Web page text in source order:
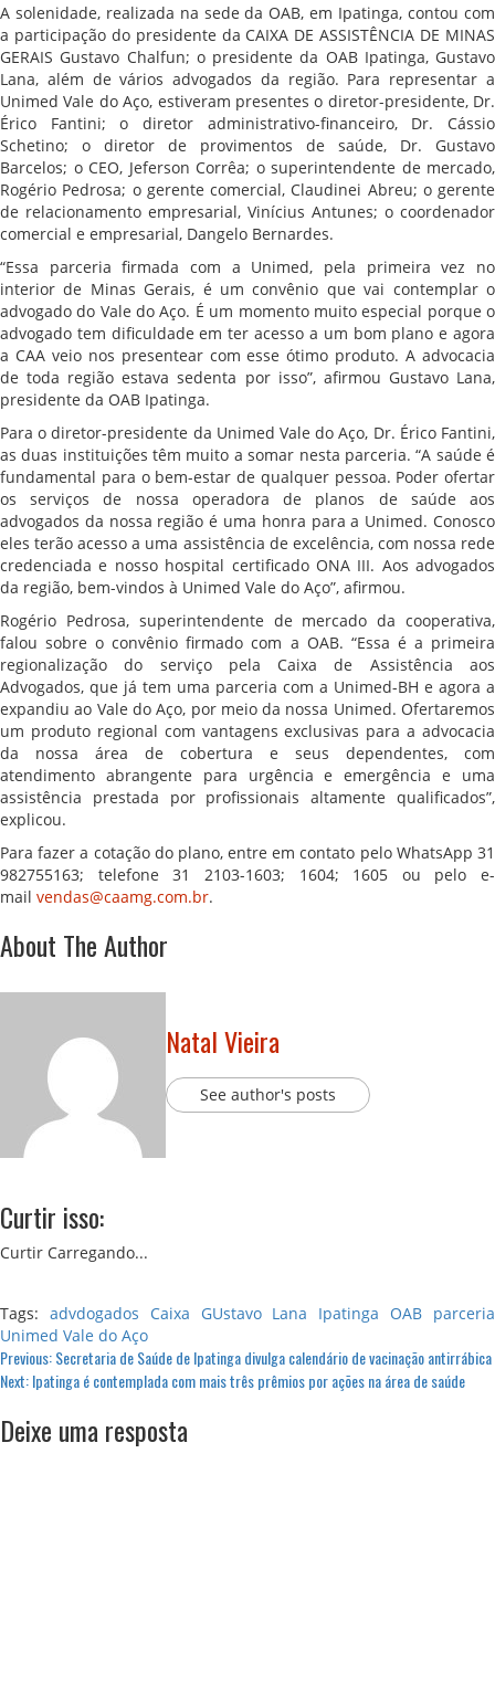
A solenidade, realizada na sede da OAB, em Ipatinga, contou com
a participação do presidente da CAIXA DE ASSISTÊNCIA DE MINAS
GERAIS Gustavo Chalfun; o presidente da OAB Ipatinga, Gustavo
Lana, além de vários advogados da região. Para representar a
Unimed Vale do Aço, estiveram presentes o diretor-presidente, Dr.
Érico Fantini; o diretor administrativo-financeiro, Dr. Cássio
Schetino; o diretor de provimentos de saúde, Dr. Gustavo
Barcelos; o CEO, Jeferson Corrêa; o superintendente de mercado,
Rogério Pedrosa; o gerente comercial, Claudinei Abreu; o gerente
de relacionamento empresarial, Vinícius Antunes; o coordenador
comercial e empresarial, Dangelo Bernardes.
“Essa parceria firmada com a Unimed, pela primeira vez no
interior de Minas Gerais, é um convênio que vai contemplar o
advogado do Vale do Aço. É um momento muito especial porque o
advogado tem dificuldade em ter acesso a um bom plano e agora
a CAA veio nos presentear com esse ótimo produto. A advocacia
de toda região estava sedenta por isso”, afirmou Gustavo Lana,
presidente da OAB Ipatinga.
Para o diretor-presidente da Unimed Vale do Aço, Dr. Érico Fantini,
as duas instituições têm muito a somar nesta parceria. “A saúde é
fundamental para o bem-estar de qualquer pessoa. Poder ofertar
os serviços de nossa operadora de planos de saúde aos
advogados da nossa região é uma honra para a Unimed. Conosco
eles terão acesso a uma assistência de excelência, com nossa rede
credenciada e nosso hospital certificado ONA III. Aos advogados
da região, bem-vindos à Unimed Vale do Aço”, afirmou.
Rogério Pedrosa, superintendente de mercado da cooperativa,
falou sobre o convênio firmado com a OAB. “Essa é a primeira
regionalização do serviço pela Caixa de Assistência aos
Advogados, que já tem uma parceria com a Unimed-BH e agora a
expandiu ao Vale do Aço, por meio da nossa Unimed. Ofertaremos
um produto regional com vantagens exclusivas para a advocacia
da nossa área de cobertura e seus dependentes, com
atendimento abrangente para urgência e emergência e uma
assistência prestada por profissionais altamente qualificados”,
explicou.
Para fazer a cotação do plano, entre em contato pelo WhatsApp 31
982755163; telefone 31 2103-1603; 1604; 1605 ou pelo e-
mail vendas@caamg.com.br.
About The Author
Natal Vieira
See author's posts
Curtir isso:
Curtir Carregando...
Tags: advdogados Caixa GUstavo Lana Ipatinga OAB parceria
Unimed Vale do Aço
Previous:Secretaria de Saúde de Ipatinga divulga calendário de vacinação antirrábica
Next:Ipatinga é contemplada com mais três prêmios por ações na área de saúde
Deixe uma resposta